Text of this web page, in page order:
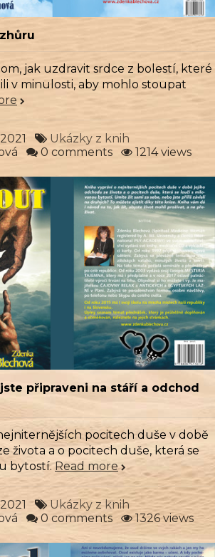
jak uzdravit srdce z bolestí, které
v minulosti, aby mohlo stoupat
Ukázky z knih
0 comments 1214 views
připraveni na stáří a odchod
pocitech duše v době
života a o pocitech duše, která se
bytostí.Read more
Ukázky z knih
0 comments 1326 views